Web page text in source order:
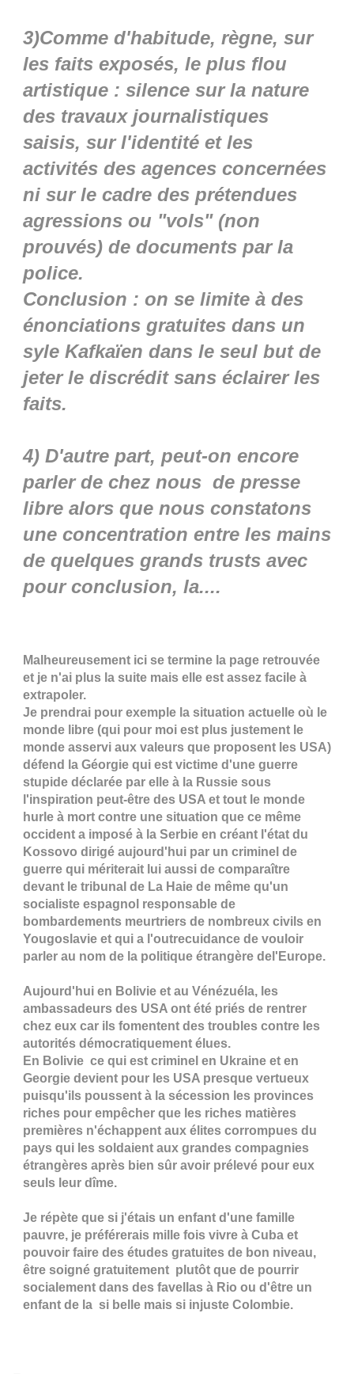
3)Comme d'habitude, règne, sur
les faits exposés, le plus flou
artistique : silence sur la nature
des travaux journalistiques
saisis, sur l'identité et les
activités des agences concernées
ni sur le cadre des prétendues
agressions ou "vols" (non
prouvés) de documents par la
police.
Conclusion : on se limite à des
énonciations gratuites dans un
syle Kafkaïen dans le seul but de
jeter le discrédit sans éclairer les
faits.
4) D'autre part, peut-on encore
parler de chez nous de presse
libre alors que nous constatons
une concentration entre les mains
de quelques grands trusts avec
pour conclusion, la....
Malheureusement ici se termine la page retrouvée
et je n'ai plus la suite mais elle est assez facile à
extrapoler.
Je prendrai pour exemple la situation actuelle où le
monde libre (qui pour moi est plus justement le
monde asservi aux valeurs que proposent les USA)
défend la Géorgie qui est victime d'une guerre
stupide déclarée par elle à la Russie sous
l'inspiration peut-être des USA et tout le monde
hurle à mort contre une situation que ce même
occident a imposé à la Serbie en créant l'état du
Kossovo dirigé aujourd'hui par un criminel de
guerre qui mériterait lui aussi de comparaître
devant le tribunal de La Haie de même qu'un
socialiste espagnol responsable de
bombardements meurtriers de nombreux civils en
Yougoslavie et qui a l'outrecuidance de vouloir
parler au nom de la politique étrangère del'Europe.
Aujourd'hui en Bolivie et au Vénézuéla, les
ambassadeurs des USA ont été priés de rentrer
chez eux car ils fomentent des troubles contre les
autorités démocratiquement élues.
En Bolivie ce qui est criminel en Ukraine et en
Georgie devient pour les USA presque vertueux
puisqu'ils poussent à la sécession les provinces
riches pour empêcher que les riches matières
premières n'échappent aux élites corrompues du
pays qui les soldaient aux grandes compagnies
étrangères après bien sûr avoir prélevé pour eux
seuls leur dîme.
Je répète que si j'étais un enfant d'une famille
pauvre, je préférerais mille fois vivre à Cuba et
pouvoir faire des études gratuites de bon niveau,
être soigné gratuitement plutôt que de pourrir
socialement dans des favellas à Rio ou d'être un
enfant de la si belle mais si injuste Colombie.